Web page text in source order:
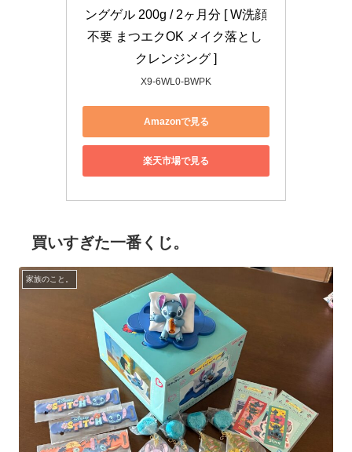
ングゲル 200g / 2ヶ月分 [ W洗顔
不要 まつエクOK メイク落とし
クレンジング ]
X9-6WL0-BWPK
Amazonで見る
楽天市場で見る
買いすぎた一番くじ。
家族のこと。